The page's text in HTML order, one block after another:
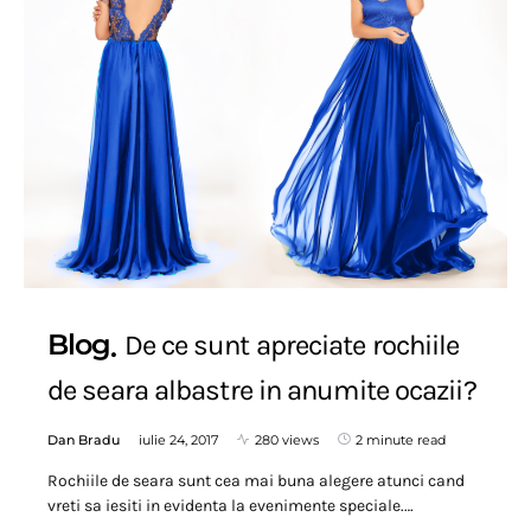
Blog De ce sunt apreciate rochiile
de seara albastre in anumite ocazii?
Dan Bradu iulie 24, 2017 280 views 2 minute read
Rochiile de seara sunt cea mai buna alegere atunci cand
vreti sa iesiti in evidenta la evenimente speciale.…